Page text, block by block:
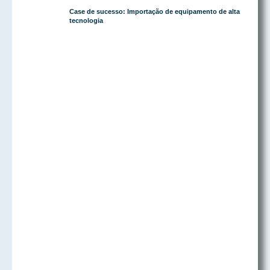
Case de sucesso: Importação de equipamento de alta
tecnologia